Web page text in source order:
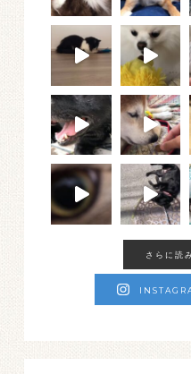
さらに読